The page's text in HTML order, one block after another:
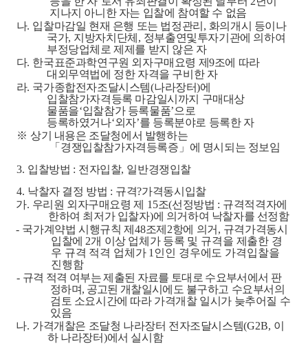
지나지 아니한 자는 입찰에 참여할 수 없음
나. 입찰마감일 현재 은행 또는 법정관리 , 화의개시 등이나
국가, 지방자치단체 , 정부출연및투자기관에 의하여
부정당업체로 제제를 받지 않은 자
다. 한국표준과학연구원 외자구매요령 제9조에 따라
대외무역법에 정한 자격을 구비한 자
라. 국가종합전자조달시스템(나라장터)에
입찰참가자격등록 마감일시까지 구매대상
물품을‘입찰참가 등록물품’으로
등록하였거나‘외자’를 등록분야로 등록한 자
※ 상기 내용은 조달청에서 발행하는
「 경쟁입찰참가자격등록증 」 에 명시되는 정보임
3. 입찰방법 : 전자입찰, 일반경쟁입찰
4. 낙찰자 결정 방법 : 규격?가격동시입찰
가. 우리원 외자구매요령 제 15조(선정방법 : 규격적격자에
한하여 최저가 입찰자)에 의거하여 낙찰자를 선정함
- 국가계약법 시행규칙 제 48조제 2항에 의거 , 규격가격동시
입찰에 2개 이상 업체가 등록 및 규격을 제출한 경
우 규격 적격 업체가 1 인인 경우에도 가격입찰을
진행함
- 규격 적격 여부는 제출된 자료를 토대로 수요부서에서 판
정하며, 공고된 개찰일시에도 불구하고 수요부서의
검토 소요시간에 따라 가격개찰 일시가 늦추어질 수
있음
나. 가격개찰은 조달청 나라장터 전자조달시스템(G2B, 이
하 나라장터)에서 실시함